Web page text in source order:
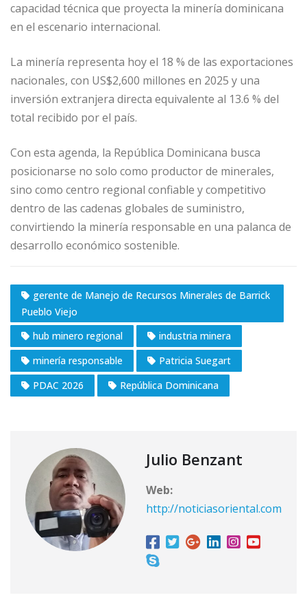
capacidad técnica que proyecta la minería dominicana
en el escenario internacional.
La minería representa hoy el 18 % de las exportaciones
nacionales, con US$2,600 millones en 2025 y una
inversión extranjera directa equivalente al 13.6 % del
total recibido por el país.
Con esta agenda, la República Dominicana busca
posicionarse no solo como productor de minerales,
sino como centro regional confiable y competitivo
dentro de las cadenas globales de suministro,
convirtiendo la minería responsable en una palanca de
desarrollo económico sostenible.
gerente de Manejo de Recursos Minerales de Barrick
Pueblo Viejo
hub minero regional
industria minera
minería responsable
Patricia Suegart
PDAC 2026
República Dominicana
Julio Benzant
Web:
http://noticiasoriental.com